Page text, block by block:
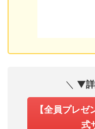
＼ ▼
【全員プレ
式